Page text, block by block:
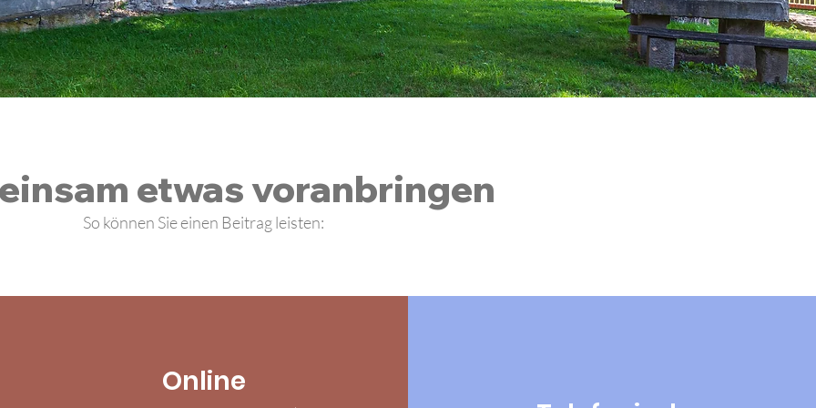
etwas voranbringen
So können Sie einen Beitrag leisten:
Online